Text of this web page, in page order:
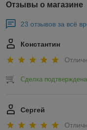
Отзывы о магазине
23 отзывов за всё
Константин
Сделка
Сергей